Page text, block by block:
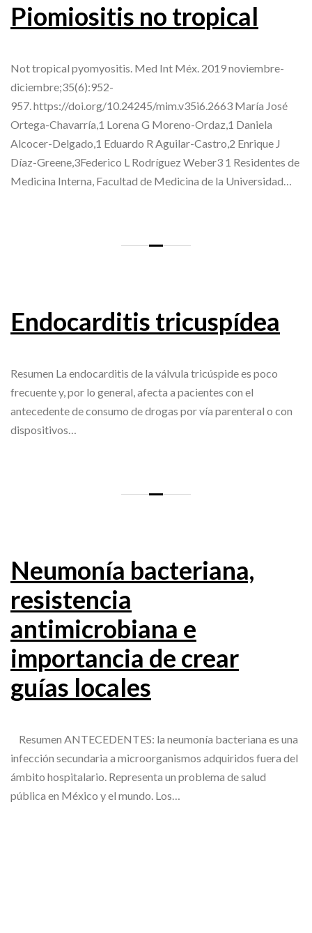
Piomiositis no tropical
Not tropical pyomyositis. Med Int Méx. 2019 noviembre-
diciembre;35(6):952-
957. https://doi.org/10.24245/mim.v35i6.2663 María José
Ortega-Chavarría,1 Lorena G Moreno-Ordaz,1 Daniela
Alcocer-Delgado,1 Eduardo R Aguilar-Castro,2 Enrique J
Díaz-Greene,3Federico L Rodríguez Weber3 1 Residentes de
Medicina Interna, Facultad de Medicina de la Universidad…
Endocarditis tricuspídea
Resumen La endocarditis de la válvula tricúspide es poco
frecuente y, por lo general, afecta a pacientes con el
antecedente de consumo de drogas por vía parenteral o con
dispositivos…
Neumonía bacteriana,
resistencia
antimicrobiana e
importancia de crear
guías locales
Resumen ANTECEDENTES: la neumonía bacteriana es una
infección secundaria a microorganismos adquiridos fuera del
ámbito hospitalario. Representa un problema de salud
pública en México y el mundo. Los…